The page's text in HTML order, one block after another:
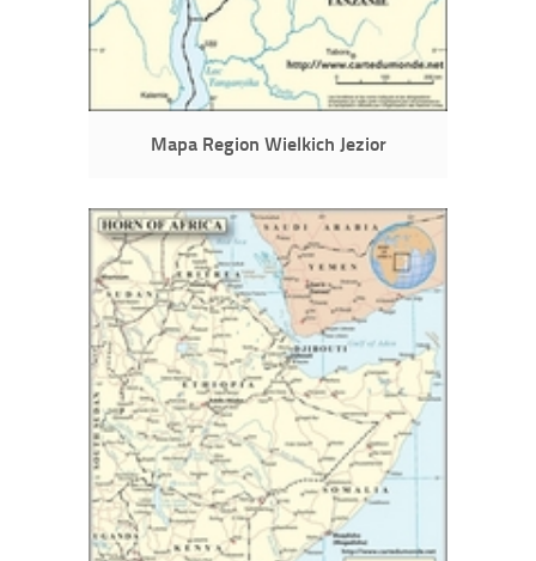
Mapa Region Wielkich Jezior